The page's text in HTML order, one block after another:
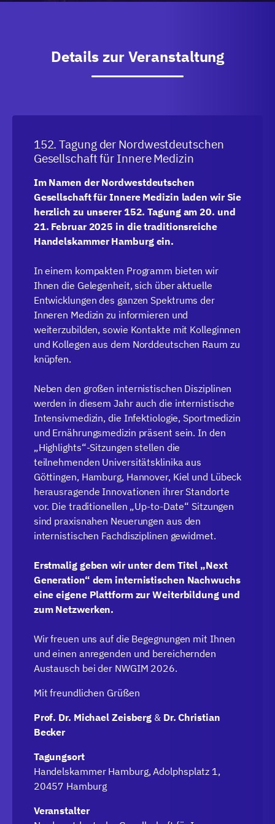
Details zur Veranstaltung
152. Tagung der Nordwestdeutschen
Gesellschaft für Innere Medizin
Im Namen der Nordwestdeutschen
Gesellschaft für Innere Medizin laden wir Sie
herzlich zu unserer 152. Tagung am 20. und
21. Februar 2025 in die traditionsreiche
Handelskammer Hamburg ein.
In einem kompakten Programm bieten wir
Ihnen die Gelegenheit, sich über aktuelle
Entwicklungen des ganzen Spektrums der
Inneren Medizin zu informieren und
weiterzubilden, sowie Kontakte mit Kolleginnen
und Kollegen aus dem Norddeutschen Raum zu
knüpfen.
Neben den großen internistischen Disziplinen
werden in diesem Jahr auch die internistische
Intensivmedizin, die Infektiologie, Sportmedizin
und Ernährungsmedizin präsent sein. In den
„Highlights“-Sitzungen stellen die
teilnehmenden Universitätsklinika aus
Göttingen, Hamburg, Hannover, Kiel und Lübeck
herausragende Innovationen ihrer Standorte
vor. Die traditionellen „Up-to-Date“ Sitzungen
sind praxisnahen Neuerungen aus den
internistischen Fachdisziplinen gewidmet.
Erstmalig geben wir unter dem Titel „Next
Generation“ dem internistischen Nachwuchs
eine eigene Plattform zur Weiterbildung und
zum Netzwerken.
Wir freuen uns auf die Begegnungen mit Ihnen
und einen anregenden und bereichernden
Austausch bei der NWGIM 2026.
Mit freundlichen Grüßen
Prof. Dr. Michael Zeisberg & Dr. Christian
Becker
Tagungsort
Handelskammer Hamburg, Adolphsplatz 1,
20457 Hamburg
Veranstalter